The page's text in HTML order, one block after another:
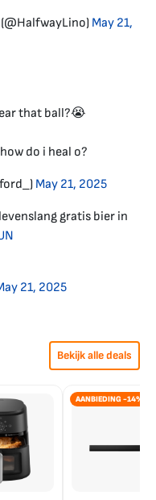
May 21,
that ball?😭
do i heal o?
May 21, 2025
gratis bier in
21, 2025
Bekijk alle deals
AANBIEDING -14%